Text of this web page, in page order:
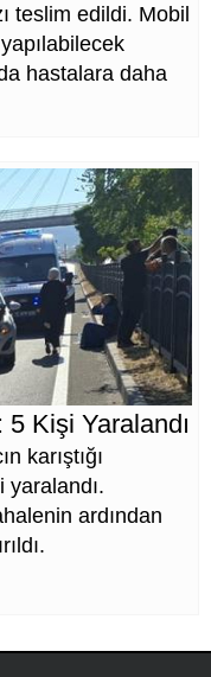
teslim edildi. Mobil
hastalara daha
hedefleniyor.
Kişi Yaralandı
karıştığı
yaralandı.
ardından